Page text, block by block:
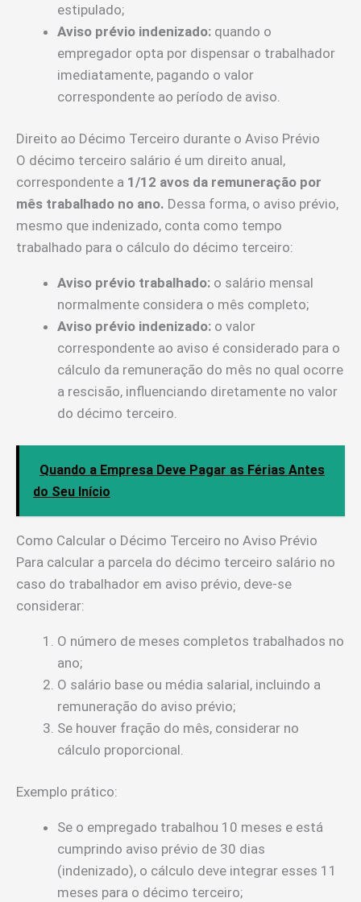
estipulado;
Aviso prévio indenizado: quando o
empregador opta por dispensar o trabalhador
imediatamente, pagando o valor
correspondente ao período de aviso.
Direito ao Décimo Terceiro durante o Aviso Prévio
O décimo terceiro salário é um direito anual,
correspondente a 1/12 avos da remuneração por
mês trabalhado no ano. Dessa forma, o aviso prévio,
mesmo que indenizado, conta como tempo
trabalhado para o cálculo do décimo terceiro:
Aviso prévio trabalhado: o salário mensal
normalmente considera o mês completo;
Aviso prévio indenizado: o valor
correspondente ao aviso é considerado para o
cálculo da remuneração do mês no qual ocorre
a rescisão, influenciando diretamente no valor
do décimo terceiro.
Quando a Empresa Deve Pagar as Férias Antes
do Seu Início
Como Calcular o Décimo Terceiro no Aviso Prévio
Para calcular a parcela do décimo terceiro salário no
caso do trabalhador em aviso prévio, deve-se
considerar:
O número de meses completos trabalhados no
ano;
O salário base ou média salarial, incluindo a
remuneração do aviso prévio;
Se houver fração do mês, considerar no
cálculo proporcional.
Exemplo prático:
Se o empregado trabalhou 10 meses e está
cumprindo aviso prévio de 30 dias
(indenizado), o cálculo deve integrar esses 11
meses para o décimo terceiro;